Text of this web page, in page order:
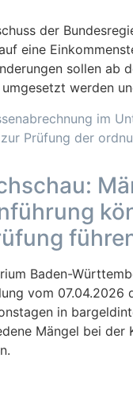
der
eine
sollen ab
werden
Baden-
vom 07.04.2026
in
Mängel bei der